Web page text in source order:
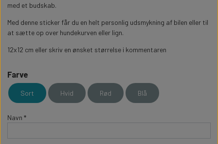
PERSONLIGE LED LAMPER
FLASKER MED LYS
FORKLÆDER MED TEKST
GAVEÆSKER I TRÆ
STUDENT
NYTÅRS FEST
WILLOW TREE OPHÆNG
BADEVÆRELSET
TEKST OG BOGSTAVER
WALLSTICKERS
STUEN
med et budskab.
Med denne sticker får du en helt personlig udsmykning af bilen eller til
at sætte op over hundekurven eller lign.
12x12 cm eller skriv en ønsket størrelse i kommentaren
Farve
Sort Hvid Rød Blå
Navn *